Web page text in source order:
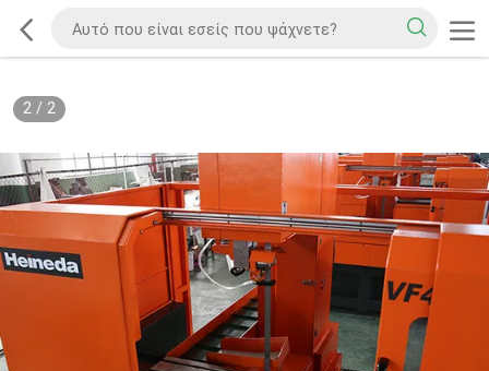
2/ 2